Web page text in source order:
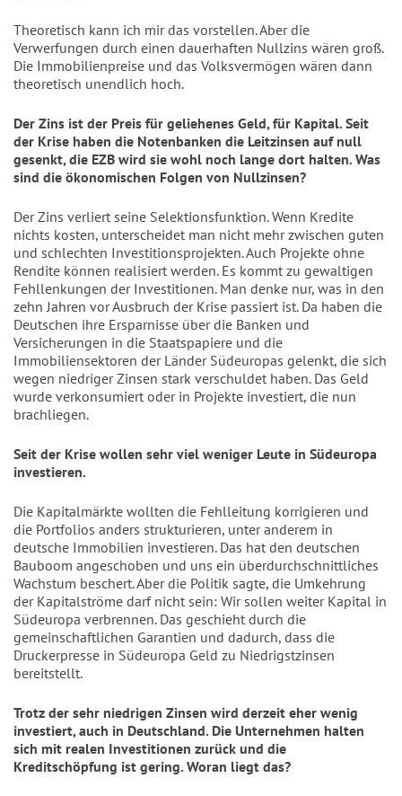
Theoretisch kann ich mir das vorstellen. Aber die
Verwerfungen durch einen dauerhaften Nullzins wären groß.
Die Immobilienpreise und das Volksvermögen wären dann
theoretisch unendlich hoch.
Der Zins ist der Preis für geliehenes Geld, für Kapital. Seit
der Krise haben die Notenbanken die Leitzinsen auf null
gesenkt, die EZB wird sie wohl noch lange dort halten. Was
sind die ökonomischen Folgen von Nullzinsen?
Der Zins verliert seine Selektionsfunktion. Wenn Kredite
nichts kosten, unterscheidet man nicht mehr zwischen guten
und schlechten Investitionsprojekten. Auch Projekte ohne
Rendite können realisiert werden. Es kommt zu gewaltigen
Fehllenkungen der Investitionen. Man denke nur, was in den
zehn Jahren vor Ausbruch der Krise passiert ist. Da haben die
Deutschen ihre Ersparnisse über die Banken und
Versicherungen in die Staatspapiere und die
Immobiliensektoren der Länder Südeuropas gelenkt, die sich
wegen niedriger Zinsen stark verschuldet haben. Das Geld
wurde verkonsumiert oder in Projekte investiert, die nun
brachliegen.
Seit der Krise wollen sehr viel weniger Leute in Südeuropa
investieren.
Die Kapitalmärkte wollten die Fehlleitung korrigieren und
die Portfolios anders strukturieren, unter anderem in
deutsche Immobilien investieren. Das hat den deutschen
Bauboom angeschoben und uns ein überdurchschnittliches
Wachstum beschert. Aber die Politik sagte, die Umkehrung
der Kapitalströme darf nicht sein: Wir sollen weiter Kapital in
Südeuropa verbrennen. Das geschieht durch die
gemeinschaftlichen Garantien und dadurch, dass die
Druckerpresse in Südeuropa Geld zu Niedrigstzinsen
bereitstellt.
Trotz der sehr niedrigen Zinsen wird derzeit eher wenig
investiert, auch in Deutschland. Die Unternehmen halten
sich mit realen Investitionen zurück und die
Kreditschöpfung ist gering. Woran liegt das?